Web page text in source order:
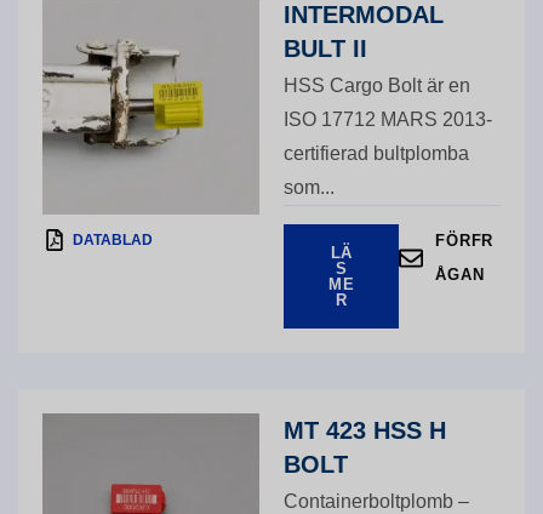
DATABLAD
INTERMODAL
BULT II
HSS Cargo Bolt är en
ISO 17712 MARS 2013-
certifierad bultplomba
som...
LÄ
S
ME
R
FÖRFR
ÅGAN
MT 423 HSS H
BOLT
Containerboltplomb –